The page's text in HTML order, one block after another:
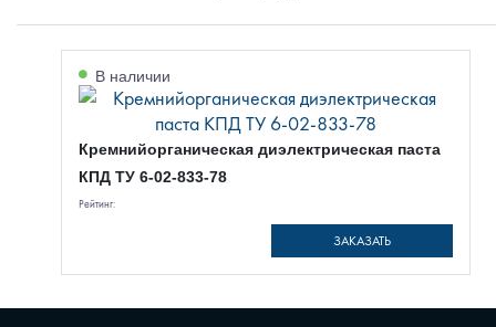
В наличии
Кремнийорганическая диэлектрическая паста
КПД ТУ 6-02-833-78
Рейтинг:
ЗАКАЗАТЬ